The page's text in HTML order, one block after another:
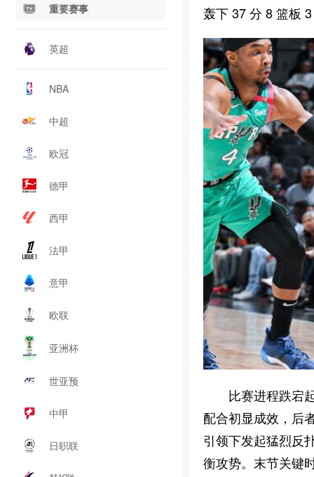
重要赛事
英超
NBA
中超
欧冠
德甲
西甲
法甲
意甲
欧联
亚洲杯
世亚预
中甲
日职联
轰下 37 分 8 篮板
比赛进程跌宕
配合初显成效，后
引领下发起猛烈反
衡攻势。末节关键